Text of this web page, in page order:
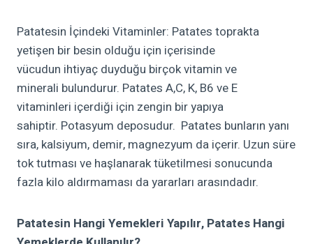
Patatesin İçindeki Vitaminler: Patates toprakta
yetişen bir besin olduğu için içerisinde
vücudun ihtiyaç duyduğu birçok vitamin ve
minerali bulundurur. Patates A,C, K, B6 ve E
vitaminleri içerdiği için zengin bir yapıya
sahiptir. Potasyum deposudur. Patates bunların yanı
sıra, kalsiyum, demir, magnezyum da içerir. Uzun süre
tok tutması ve haşlanarak tüketilmesi sonucunda
fazla kilo aldırmaması da yararları arasındadır.
Patatesin Hangi Yemekleri Yapılır, Patates Hangi